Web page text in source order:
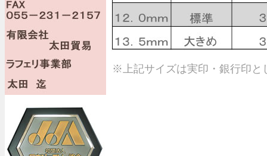
※上記サイズは実印・銀行印と